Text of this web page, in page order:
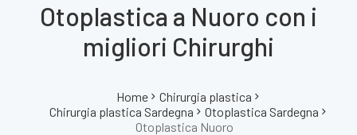
Otoplastica a Nuoro con i
migliori Chirurghi
Home
Chirurgia plastica
Chirurgia plastica Sardegna
Otoplastica Sardegna
Otoplastica Nuoro